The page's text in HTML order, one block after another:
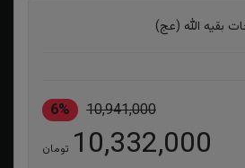
بقیه الله (عج)
10,941,000
6%
10,332,000 تومان